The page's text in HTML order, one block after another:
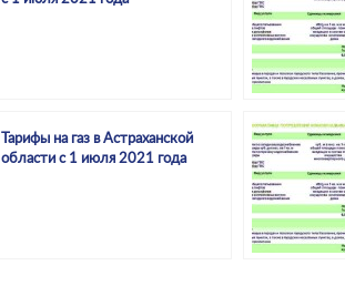
Тарифы на газ в Астраханской
области с 1 июля 2021 года